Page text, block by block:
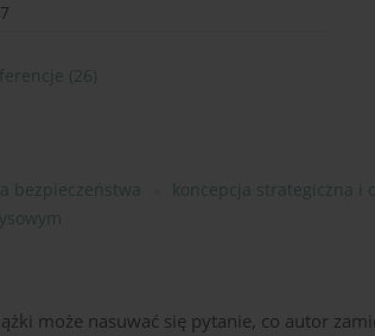
(26)
bezpieczeństwa
koncepcja strategiczna i
może nasuwać się pytanie, co autor